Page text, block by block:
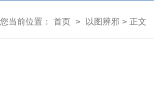
您当前位置： 首页 > 以图辨邪 > 正文